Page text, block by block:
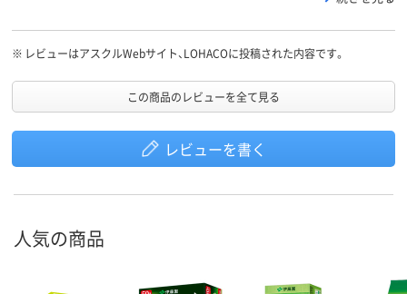
もちょうどよいです。伊藤園のブランドなので、安心してお出しで
きます。
※ レビューはアスクルWebサイト、LOHACOに投稿された内容です。
この商品のレビューを全て見る
レビューを書く
人気の商品